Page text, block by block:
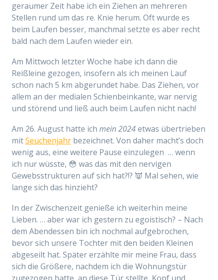
geraumer Zeit habe ich ein Ziehen an mehreren
Stellen rund um das re. Knie herum. Oft wurde es
beim Laufen besser, manchmal setzte es aber recht
bald nach dem Laufen wieder ein.
Am Mittwoch letzter Woche habe ich dann die
Reißleine gezogen, insofern als ich meinen Lauf
schon nach 5 km abgerundet habe. Das Ziehen, vor
allem an der medialen Schienbeinkante, war nervig
und störend und ließ auch beim Laufen nicht nach!
Am 26. August hatte ich mein 2024etwas übertrieben
mitSeuchenjahr bezeichnet. Von daher macht’s doch
wenig aus, eine weitere Pause einzulegen … wenn
ich nur wüsste, 😳 was das mit den nervigen
Gewebsstrukturen auf sich hat?!? 👿 Mal sehen, wie
lange sich das hinzieht?
In der Zwischenzeit genieße ich weiterhin meine
Lieben. … aber war ich gestern zu egoistisch? – Nach
dem Abendessen bin ich nochmal aufgebrochen,
bevorsich unsere Tochter mit den beiden Kleinen
abgeseilt hat. Später erzählte mir meine Frau, dass
sich die Größere, nachdem ich die Wohnungstür